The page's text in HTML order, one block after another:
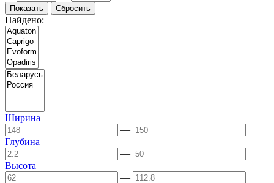
Найдено:
Ширина
—
Глубина
—
Высота
—